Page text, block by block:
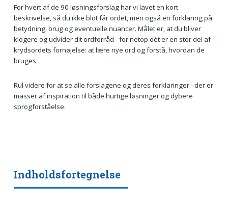
For hvert af de 90 løsningsforslag har vi lavet en kort
beskrivelse, så du ikke blot får ordet, men også en forklaring på
betydning, brug og eventuelle nuancer. Målet er, at du bliver
klogere og udvider dit ordforråd - for netop dét er en stor del af
krydsordets fornøjelse: at lære nye ord og forstå, hvordan de
bruges.
Rul videre for at se alle forslagene og deres forklaringer - der er
masser af inspiration til både hurtige løsninger og dybere
sprogforståelse.
Indholdsfortegnelse